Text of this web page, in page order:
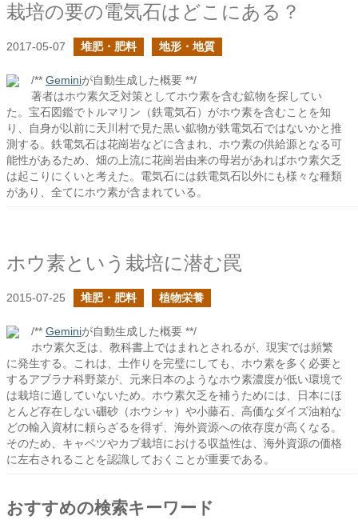
栽培の要の電気石はどこにある？
2017-05-07 堆肥・肥料 地形・地質
/** Geminiが自動生成した概要 **/
著者はホウ素欠乏対策としてホウ素を含む鉱物を探してい
た。宝石図鑑でトルマリン（鉄電気石）がホウ素を含むことを知
り、自身が以前に天川村で見た黒い鉱物が鉄電気石ではないかと推
測する。鉄電気石は花崗岩などに含まれ、ホウ素の供給源となる可
能性があるため、畑の上流に花崗岩由来の母岩があればホウ素欠乏
は起こりにくいと考えた。電気石には鉄電気石以外にも様々な種類
があり、全てにホウ素が含まれている。
ホウ素という栽培に潜む罠
2015-07-25 堆肥・肥料 植物栄養
/** Geminiが自動生成した概要 **/
ホウ素欠乏は、教科書上ではまれとされるが、現実では頻繁
に発生する。これは、土作りを完璧にしても、ホウ素を多く必要と
するアブラナ科野菜が、元来日本のようなホウ素濃度が低い環境で
は栽培に適していないため。ホウ素欠乏を補うためには、日本にほ
とんど存在しない硼砂（ホウシャ）や小藤石、高価なダイズ油粕な
どの輸入資材に頼らざるを得ず、海外資源への依存度が高くなる。
そのため、キャベツやカブ栽培における収益性は、海外資源の価格
に左右されることを認識しておくことが重要である。
おすすめの検索キーワード